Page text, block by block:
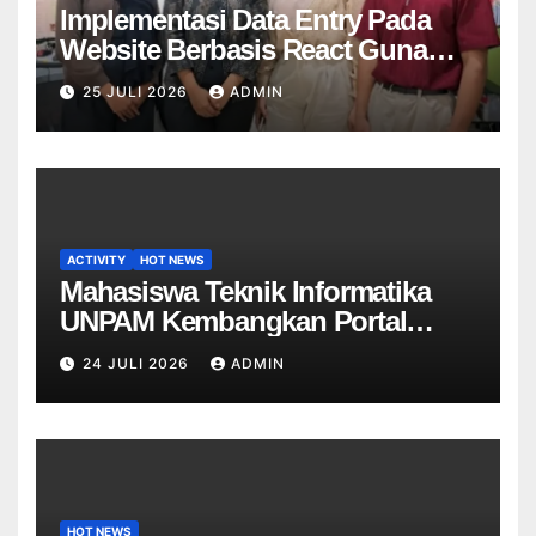
Implementasi Data Entry Pada
Website Berbasis React Guna
Meningkatkan Kualitas Data Unit
Di PT Mitra Dekostel Utama
25 JULI 2026 ADMIN
ACTIVITY HOT NEWS
Mahasiswa Teknik Informatika
UNPAM Kembangkan Portal
Informasi Sekolah Berbasis Web
untuk SDN Curug 4
24 JULI 2026 ADMIN
HOT NEWS